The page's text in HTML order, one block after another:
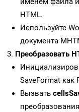
HTML.
Используйте
документа
Преобразовать
SaveFormat как
Вызвать